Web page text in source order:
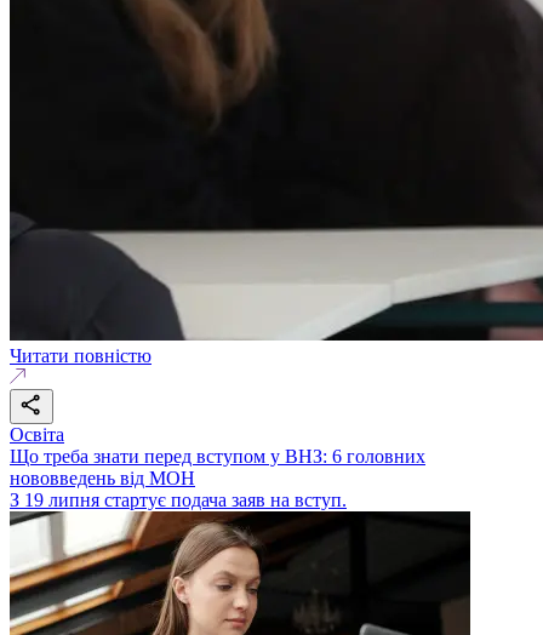
Читати повністю
Освіта
Що треба знати перед вступом у ВНЗ: 6 головних
нововведень від МОН
З 19 липня стартує подача заяв на вступ.